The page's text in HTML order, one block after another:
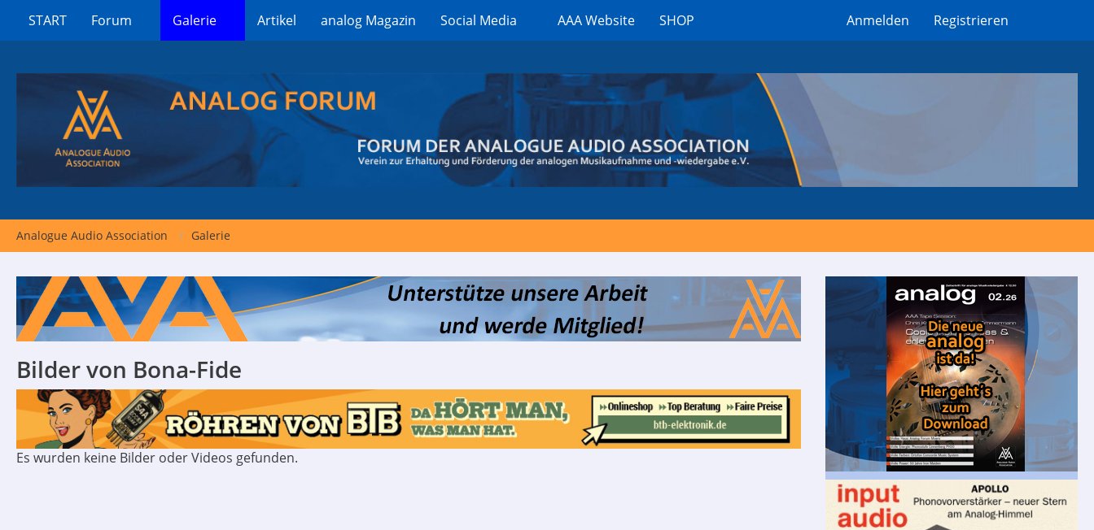
START Forum Galerie Artikel analog Magazin Social Media AAA Website SHOP Anmelden Registrieren
Analogue Audio Association Galerie
Bilder von Bona-Fide
Es wurden keine Bilder oder Videos gefunden.